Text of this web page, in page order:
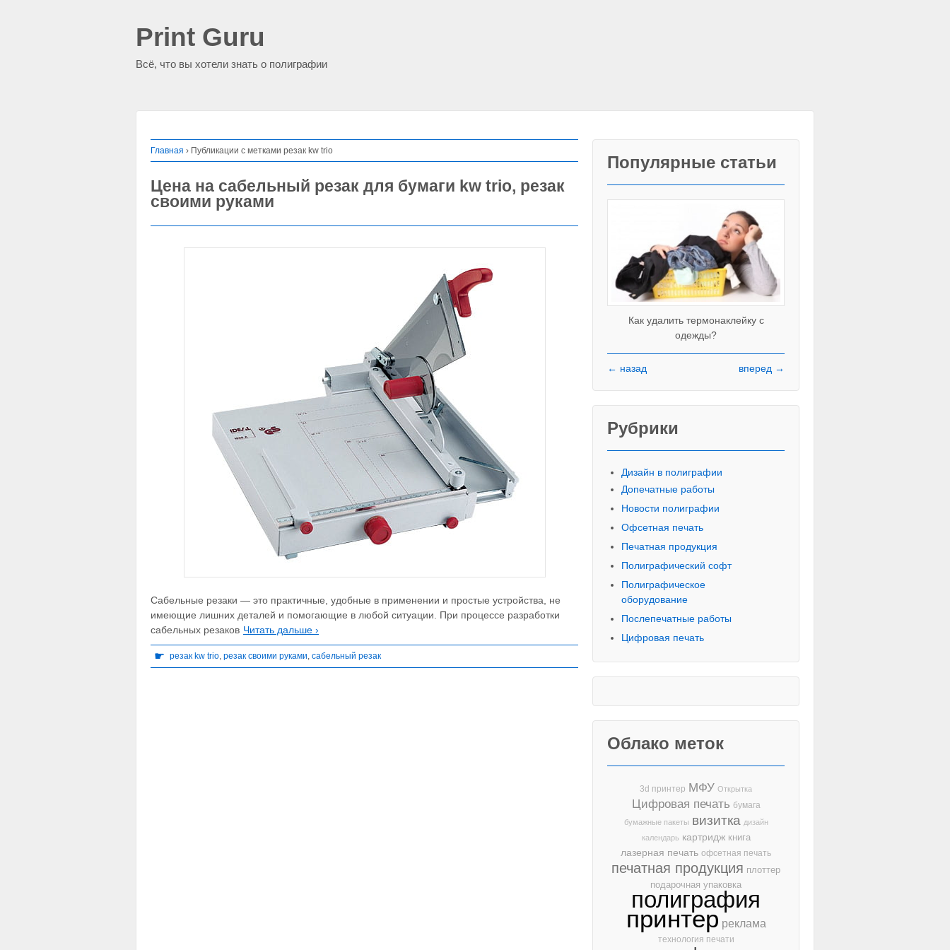
Print Guru
Всё, что вы хотели знать о полиграфии
Главная › Публикации с метками резак kw trio
Цена на сабельный резак для бумаги kw trio, резак
своими руками
Сабельные резаки — это практичные, удобные в применении и простые устройства, не
имеющие лишних деталей и помогающие в любой ситуации. При процессе разработки
сабельных резаков Читать дальше ›
☛ резак kw trio, резак своими руками, сабельный резак
Популярные статьи
Как удалить термонаклейку с
одежды?
Красивые печатные буквы
← назад вперед →
Рубрики
Дизайн в полиграфии
Допечатные работы
Новости полиграфии
Офсетная печать
Печатная продукция
Полиграфический софт
Полиграфическое
оборудование
Послепечатные работы
Цифровая печать
Облако меток
3d принтер МФУ Открытка
Цифровая печать бумага
бумажные пакеты визитка дизайн
календарь картридж книга
лазерная печать офсетная печать
печатная продукция плоттер
подарочная упаковка
полиграфия
принтер реклама
технология печати